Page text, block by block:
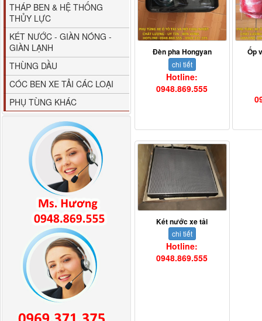
Đèn pha Hongyan
chi tiết
Hotline:
0948.869.555
Ốp
Két nước xe tải
chi tiết
Hotline:
0948.869.555
THÁP BEN & HỆ THỐNG
THỦY LỰC
KÉT NƯỚC - GIÀN NÓNG -
GIÀN LẠNH
THÙNG DẦU
CÓC BEN XE TẢI CÁC LOẠI
PHỤ TÙNG KHÁC
80YHCB-60 Bơm xăng
dầu 60m3/h...
M4610162101A0 Tapbi
cửa Thaco...